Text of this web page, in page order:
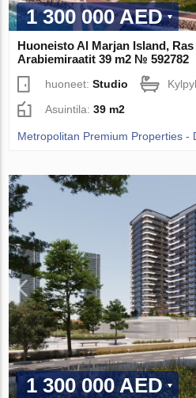
1 300 000 AED
Huoneisto Al Marjan Island,
Arabiemiraatit 39 m2 № 592782
huoneet:Studio
Asuintila:39 m2
Metropolitan Premium Properties -
1 300 000 AED